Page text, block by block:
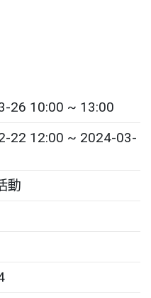
26 10:00 ~ 13:00
22 12:00 ~ 2024-03-
動